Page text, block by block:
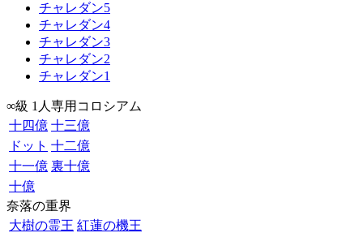
チャレダン5
チャレダン4
チャレダン3
チャレダン2
チャレダン1
∞級 1人専用コロシアム
十四億 十三億
ドット 十二億
十一億 裏十億
十億
奈落の重界
大樹の霊王 紅蓮の機王